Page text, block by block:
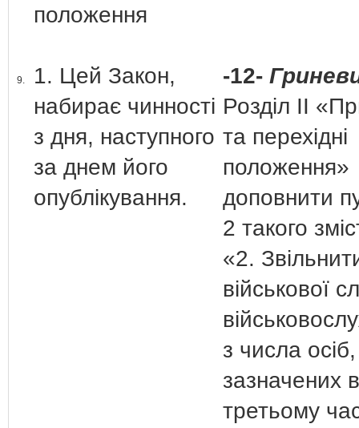
положення
9.
1. Цей Закон,
набирає чинності
з дня, наступного
за днем його
опублікування.
-12-
Розділ ІІ
та перехідні
положення»
доповнити
2 такого
«2.
військової
з числа осіб,
зазначених
третьому